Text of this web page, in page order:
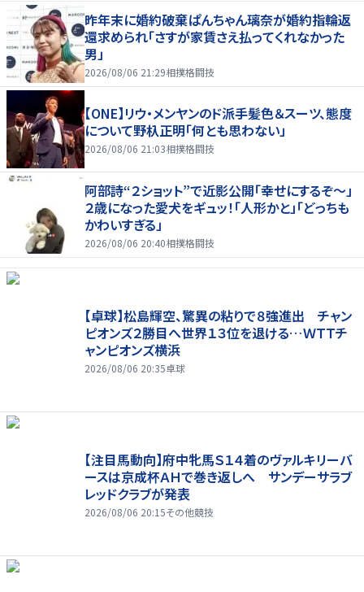
昨年末に婚約破棄ぱんちゃん璃奈が婚約指輪返
還求められ「さすが家賃さえ払ってくれなかった
男」
2026/08/06 21:29相撲格闘技
【ONE】リウ・メンヤンのド派手髪色＆スーツ、態度
について野杁正明「何とも思わない」
2026/08/06 21:03相撲格闘技
阿部詩“２ショット”で近影公開「幸せにするぞ〜」
２歳になった愛犬をギュッ！「人形かと」「どっちも
かわいすぎる」
2026/08/06 20:40相撲格闘技
【卓球】松島輝空、驚異の粘りで８強進出 チャン
ピオンズ２勝目へ世界１３位を退ける…ＷＴＴチ
ャンピオンズ横浜
2026/08/06 20:35卓球
【注目馬動向】府中牝馬Ｓ１４着のヴァルキリーバ
ースは京成杯ＡＨで巻き返しへ サンデーサラブ
レッドクラブが発表
2026/08/06 20:15その他競技